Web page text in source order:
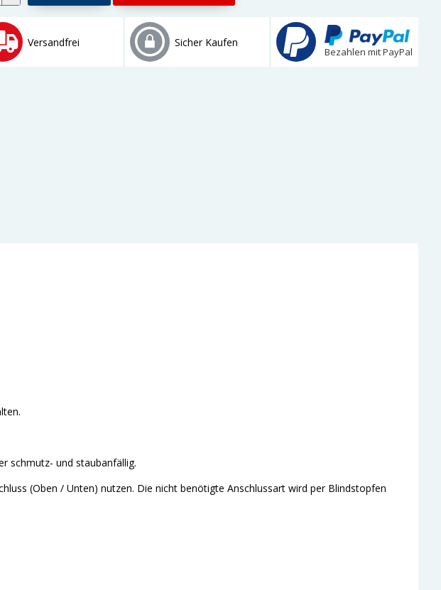
Versandfrei Sicher Kaufen
Bezahlen mit PayPal
schmutz- und staubanfällig.
(Oben / Unten) nutzen. Die nicht benötigte Anschlussart wird per Blindstopfen